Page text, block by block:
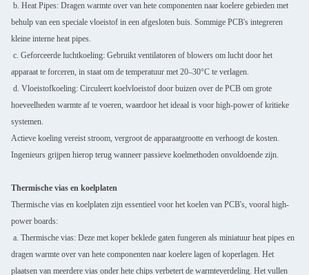
b. Heat Pipes: Dragen warmte over van hete componenten naar koelere gebieden met
behulp van een speciale vloeistof in een afgesloten buis. Sommige PCB's integreren
kleine interne heat pipes.
c. Geforceerde luchtkoeling: Gebruikt ventilatoren of blowers om lucht door het
apparaat te forceren, in staat om de temperatuur met 20–30°C te verlagen.
d. Vloeistofkoeling: Circuleert koelvloeistof door buizen over de PCB om grote
hoeveelheden warmte af te voeren, waardoor het ideaal is voor high-power of kritieke
systemen.
Actieve koeling vereist stroom, vergroot de apparaatgrootte en verhoogt de kosten.
Ingenieurs grijpen hierop terug wanneer passieve koelmethoden onvoldoende zijn.
Thermische vias en koelplaten
Thermische vias en koelplaten zijn essentieel voor het koelen van PCB's, vooral high-
power boards:
a. Thermische vias: Deze met koper beklede gaten fungeren als miniatuur heat pipes en
dragen warmte over van hete componenten naar koelere lagen of koperlagen. Het
plaatsen van meerdere vias onder hete chips verbetert de warmteverdeling. Het vullen